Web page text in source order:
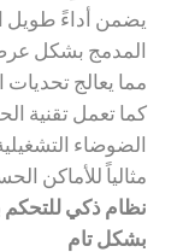
يضمن أداءً طويل
المدمج بشكل
مما يعالج تحديات
كما تعمل تقنية
مثالياً للأماكن
نظام ذكي للتحكم
بشكل تام